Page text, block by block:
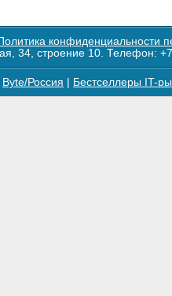
конфиденциальности
34, строение 10. Телефон:
Byte/Россия Бестселлеры IT-